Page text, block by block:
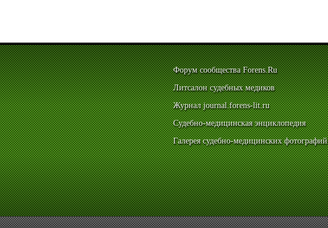
Форум сообщества Forens.Ru
Литсалон судебных медиков
Журнал journal.forens-lit.ru
Судебно-медицинская энциклопедия
Галерея судебно-медицинских фотографий